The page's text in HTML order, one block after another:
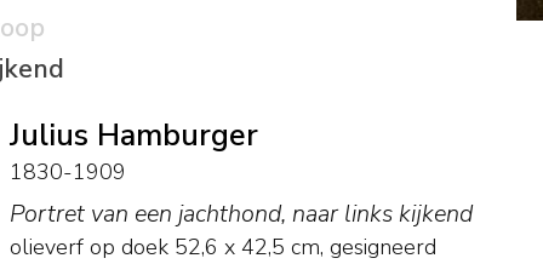
Julius Hamburger
1830-1909
Portret van een jachthond, naar links kijkend
olieverf op doek 52,6 x 42,5 cm, gesigneerd